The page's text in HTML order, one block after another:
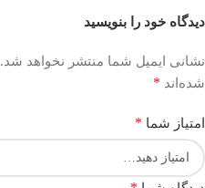
دیدگاه خود را بنویسید
نشانی ایمیل شما منتشر نخواهد شد.
شده‌اند *
امتیاز شما *